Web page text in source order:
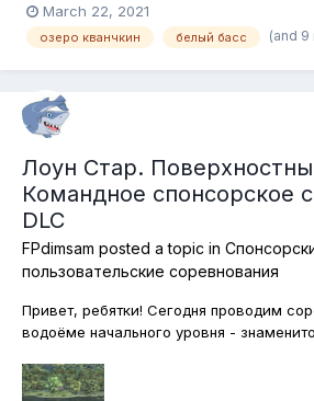
Давайте же и мы последуем их
охоту за бассами! Белый, большеротый
March 22, 2021
озеро кванчкин белый басс (and 9
Лоун Стар.
Командное спонсорское
DLC
FPdimsam posted a topic in
пользовательские соревнования
Привет, ребятки! Сегодня проводим
водоёме начального уровня -
Вызов брошен! надеюсь, найдётся, кому